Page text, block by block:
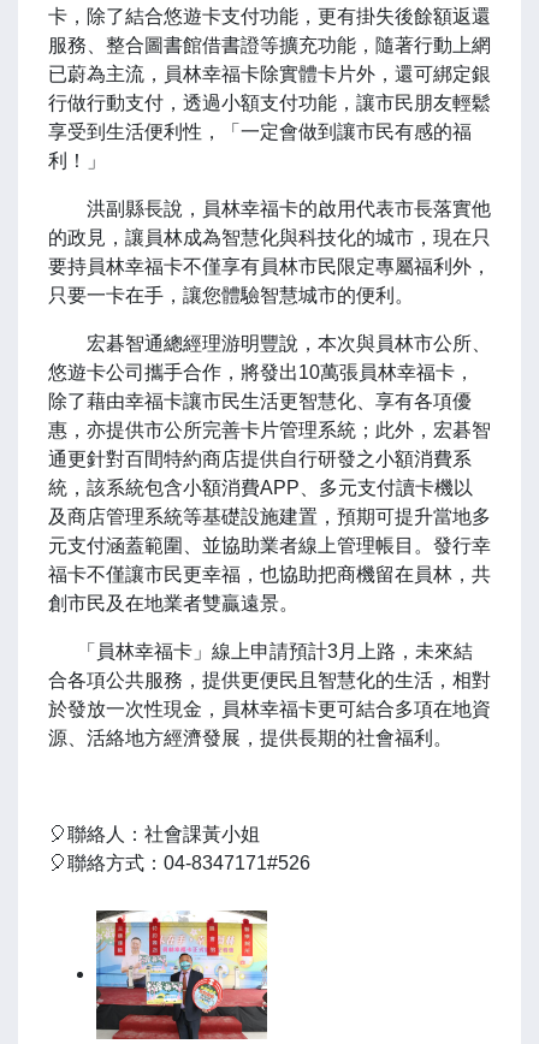
卡，除了結合悠遊卡支付功能，更有掛失後餘額返還
服務、整合圖書館借書證等擴充功能，隨著行動上網
已蔚為主流，員林幸福卡除實體卡片外，還可綁定銀
行做行動支付，透過小額支付功能，讓市民朋友輕鬆
享受到生活便利性，「一定會做到讓市民有感的福
利！」
洪副縣長說，員林幸福卡的啟用代表市長落實他
的政見，讓員林成為智慧化與科技化的城市，現在只
要持員林幸福卡不僅享有員林市民限定專屬福利外，
只要一卡在手，讓您體驗智慧城市的便利。
宏碁智通總經理游明豐說，本次與員林市公所、
悠遊卡公司攜手合作，將發出10萬張員林幸福卡，
除了藉由幸福卡讓市民生活更智慧化、享有各項優
惠，亦提供市公所完善卡片管理系統；此外，宏碁智
通更針對百間特約商店提供自行研發之小額消費系
統，該系統包含小額消費APP、多元支付讀卡機以
及商店管理系統等基礎設施建置，預期可提升當地多
元支付涵蓋範圍、並協助業者線上管理帳目。發行幸
福卡不僅讓市民更幸福，也協助把商機留在員林，共
創市民及在地業者雙贏遠景。
「員林幸福卡」線上申請預計3月上路，未來結
合各項公共服務，提供更便民且智慧化的生活，相對
於發放一次性現金，員林幸福卡更可結合多項在地資
源、活絡地方經濟發展，提供長期的社會福利。
🎈聯絡人：社會課黃小姐
🎈聯絡方式：04-8347171#526